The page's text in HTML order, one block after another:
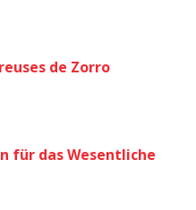
de Zorro
für das Wesentliche